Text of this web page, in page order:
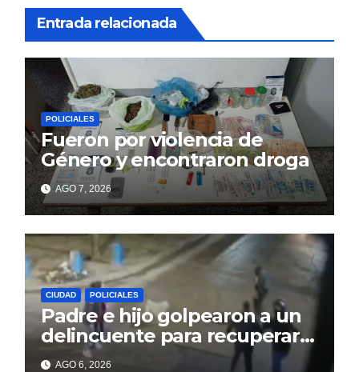
Entrada relacionada
POLICIALES
Fueron por violencia de
Género y encontraron droga
AGO 7, 2026
CIUDAD POLICIALES
Padre e hijo golpearon a un
delincuente para recuperar
un celular robado en Berisso
AGO 6, 2026